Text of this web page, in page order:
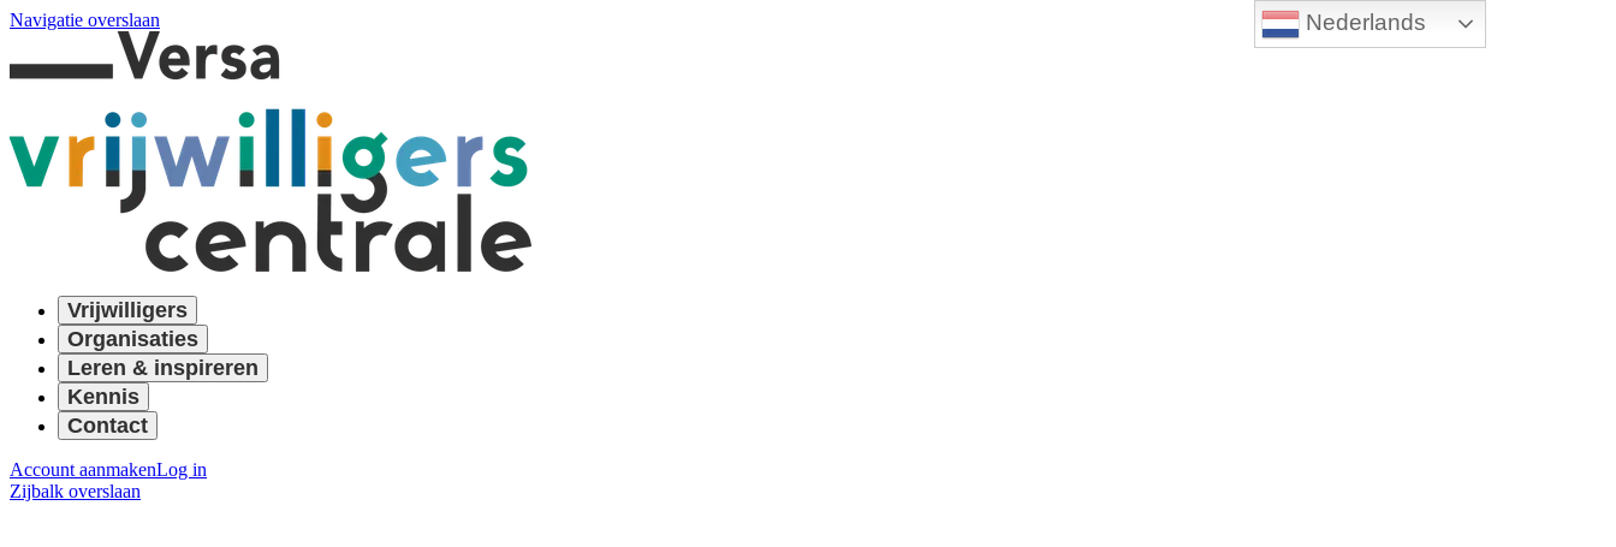
Nederlands
Navigatie overslaan
Vrijwilligers
Organisaties
Leren & inspireren
Kennis
Contact
Account aanmakenLog in
Zijbalk overslaan